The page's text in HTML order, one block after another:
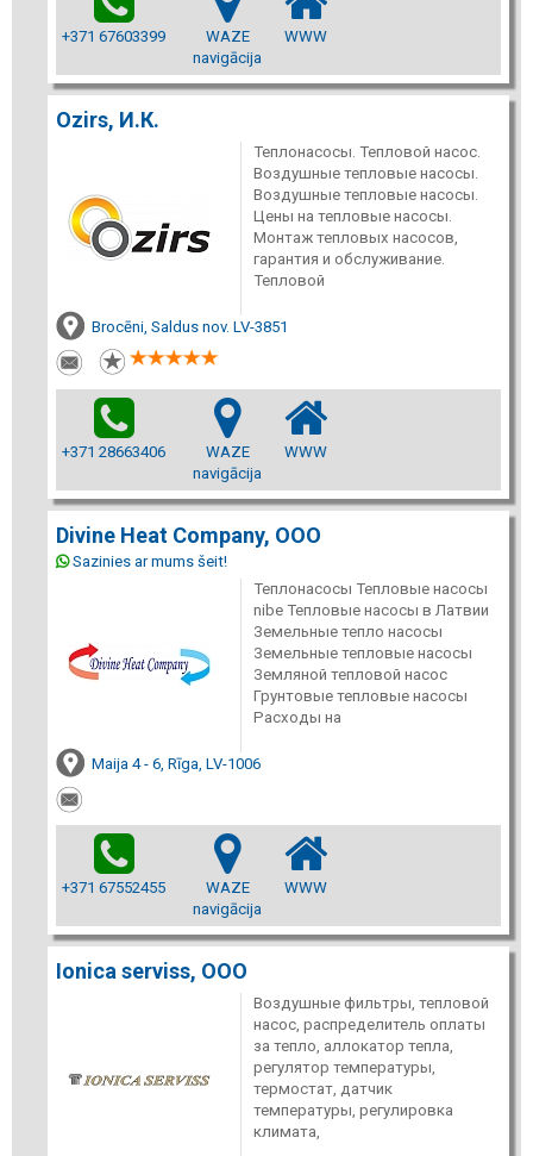
+371 67603399
WAZE
navigācija
WWW
Ozirs, И.К.
Теплонасосы. Тепловой насос.
Воздушные тепловые насосы.
Воздушные тепловые насосы.
Цены на тепловые насосы.
Монтаж тепловых насосов,
гарантия и обслуживание.
Тепловой
Brocēni, Saldus nov. LV-3851
+371 28663406
WAZE
navigācija
WWW
Divine Heat Company, ООО
Sazinies ar mums šeit!
Теплонасосы Тепловые насосы
nibe Тепловые насосы в Латвии
Земельные тепло насосы
Земельные тепловые насосы
Земляной тепловой насос
Грунтовые тепловые насосы
Расходы на
Maija 4 - 6, Rīga, LV-1006
+371 67552455
WAZE
navigācija
WWW
Ionica serviss, ООО
Воздушные фильтры, тепловой
насос, распределитель оплаты
за тепло, аллокатор тепла,
регулятор температуры,
термостат, датчик
температуры, регулировка
климата,